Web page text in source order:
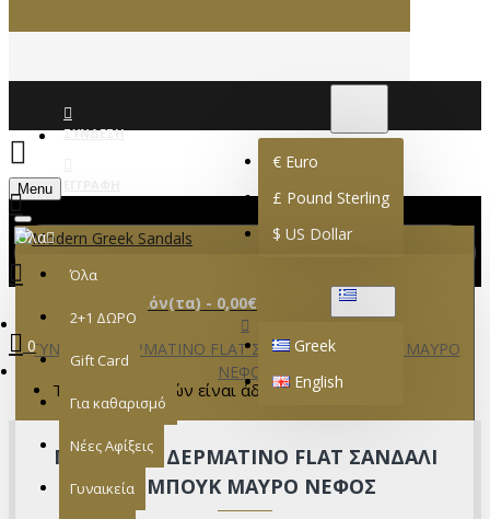
ΣΎΝΔΕΣΗ
€ Euro
£ Pound Sterling
$ US Dollar
Greek
English
Menu
0 προϊόν(τα) - 0,00€
0
Το καλάθι αγορών είναι άδειο!
Όλα
Όλα
2+1 ΔΩΡΟ
Gift Card
Για καθαρισμό
Νέες Αφίξεις
Γυναικεία
ΓΥΝΑΙΚΕΙΟ ΔΕΡΜΑΤΙΝΟ FLAT ΣΑΝΔΑΛΙ ΝΟΜΠΟΥΚ ΜΑΥΡΟ
ΝΕΦΟΣ
ΓΥΝΑΙΚΕΙΟ ΔΕΡΜΑΤΙΝΟ FLAT ΣΑΝΔΑΛΙ
ΝΟΜΠΟΥΚ ΜΑΥΡΟ ΝΕΦΟΣ